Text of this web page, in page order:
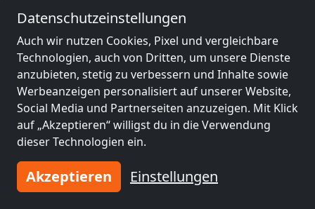
Datenschutzeinstellungen
Auch wir nutzen Cookies, Pixel und vergleichbare
Technologien, auch von Dritten, um unsere Dienste
anzubieten, stetig zu verbessern und Inhalte sowie
Werbeanzeigen personalisiert auf unserer Website,
Social Media und Partnerseiten anzuzeigen. Mit Klick
auf „Akzeptieren“ willigst du in die Verwendung
dieser Technologien ein.
Akzeptieren Einstellungen